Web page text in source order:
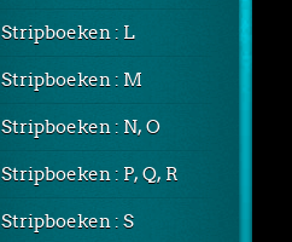
Stripboeken : L
Stripboeken : M
Stripboeken : N, O
Stripboeken : P, Q, R
Stripboeken : S